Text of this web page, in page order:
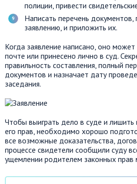
полиции, привести
Написать перечень документов,
заявлению, и приложить их.
Когда заявление написано, оно
почте или принесено лично в суд.
правильность составления, полный
документов и назначает дату
заседания.
Чтобы выиграть дело в суде и лишить
его прав, необходимо хорошо
все возможные доказательства,
процессе свидетели сообщили суду
ущемлении родителем законных прав